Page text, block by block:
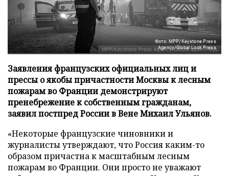
Фото: MPP/Keystone Press
Agency/Global Look Press
Заявления французских официальных лиц и
прессы о якобы причастности Москвы к лесным
пожарам во Франции демонстрируют
пренебрежение к собственным гражданам,
заявил постпред России в Вене Михаил Ульянов.
«Некоторые французские чиновники и
журналисты утверждают, что Россия каким-то
образом причастна к масштабным лесным
пожарам во Франции. Они просто не уважают